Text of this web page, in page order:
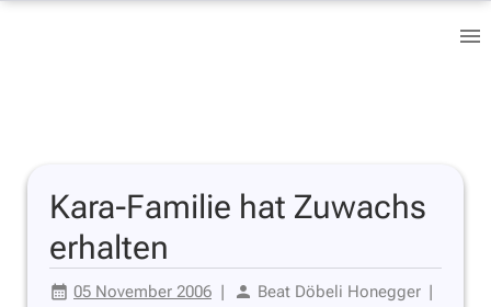
Kara-Familie hat Zuwachs
erhalten
05 November 2006 | Beat Döbeli Honegger |